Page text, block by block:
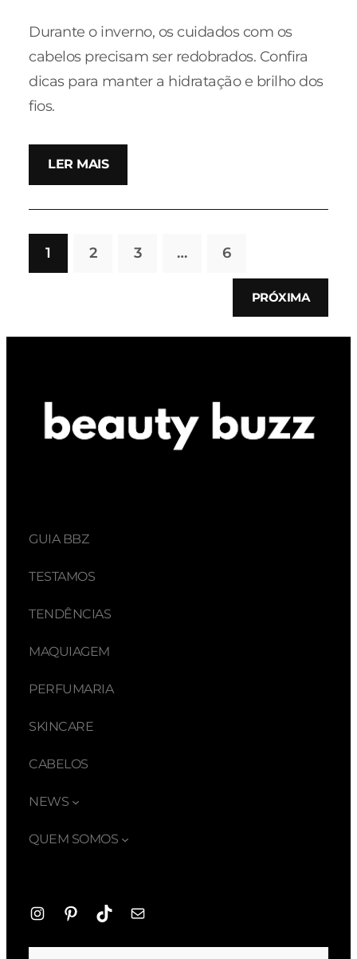
Durante o inverno, os cuidados com os
cabelos precisam ser redobrados. Confira
dicas para manter a hidratação e brilho dos
fios.
LER MAIS
1 2 3 … 6
PRÓXIMA
GUIA BBZ
TESTAMOS
TENDÊNCIAS
MAQUIAGEM
PERFUMARIA
SKINCARE
CABELOS
NEWS
QUEM SOMOS
InstagramPinterestTikTokE-